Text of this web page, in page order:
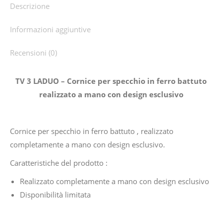
Descrizione
Informazioni aggiuntive
Recensioni (0)
TV 3 LADUO – Cornice per specchio in ferro battuto
realizzato a mano con design esclusivo
Cornice per specchio in ferro battuto , realizzato
completamente a mano con design esclusivo.
Caratteristiche del prodotto :
Realizzato completamente a mano con design esclusivo
Disponibilità limitata